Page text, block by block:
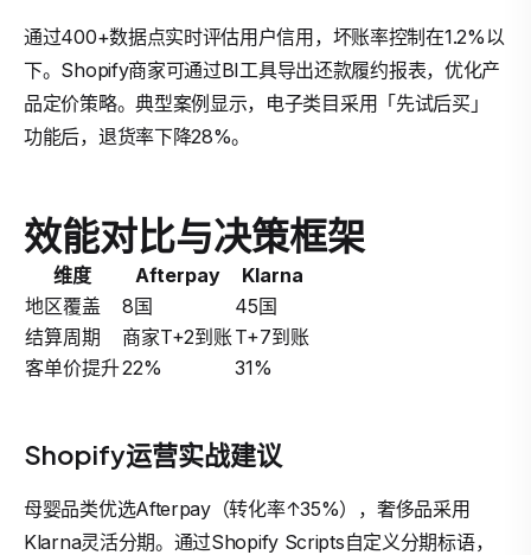
通过400+数据点实时评估用户信用，坏账率控制在1.2%以
下。Shopify商家可通过BI工具导出还款履约报表，优化产
品定价策略。典型案例显示，电子类目采用「先试后买」
功能后，退货率下降28%。
效能对比与决策框架
维度 Afterpay
Klarna
地区覆盖
8国
45国
结算周期
商家T+2到账T+7到账
客单价提升22% 31%
Shopify运营实战建议
母婴品类优选Afterpay（转化率↑35%），奢侈品采用
Klarna灵活分期。通过Shopify Scripts自定义分期标语，